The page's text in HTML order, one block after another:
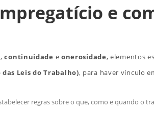
e
,continuidade e onerosidade, elementos
das Leis do Trabalho), para haver vínculo
regras sobre o que, como e quando o